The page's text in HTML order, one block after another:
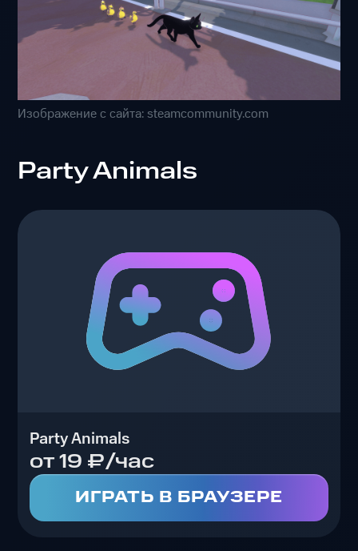
Изображение с сайта: steamcommunity.com
Party Animals
Party Animals
от 19 ₽/час
ИГРАТЬ В БРАУЗЕРЕ